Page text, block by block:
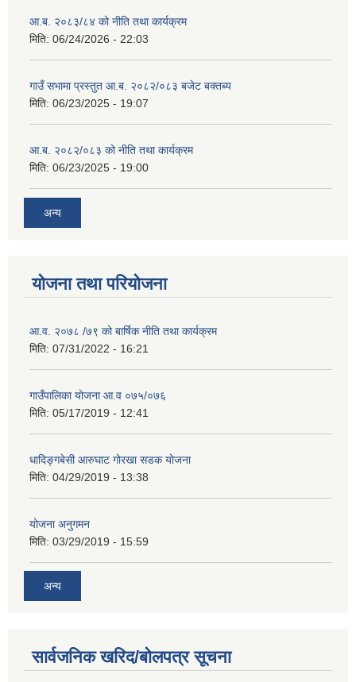
आ.ब. २०८३/८४ को नीति तथा कार्यक्रम
मिति: 06/24/2026 - 22:03
गाउँ सभामा प्रस्तुत आ.ब. २०८२/०८३ बजेट बक्तब्य
मिति: 06/23/2025 - 19:07
आ.ब. २०८२/०८३ को नीति तथा कार्यक्रम
मिति: 06/23/2025 - 19:00
अन्य
योजना तथा परियोजना
आ.व. २०७८ /७९ को बार्षिक नीति तथा कार्यक्रम
मिति: 07/31/2022 - 16:21
गाउँपालिका योजना आ.व ०७५/०७६
मिति: 05/17/2019 - 12:41
धादिङ्गबेसी आरुघाट गोरखा सडक योजना
मिति: 04/29/2019 - 13:38
योजना अनुगमन
मिति: 03/29/2019 - 15:59
अन्य
सार्वजनिक खरिद/बोलपत्र सूचना